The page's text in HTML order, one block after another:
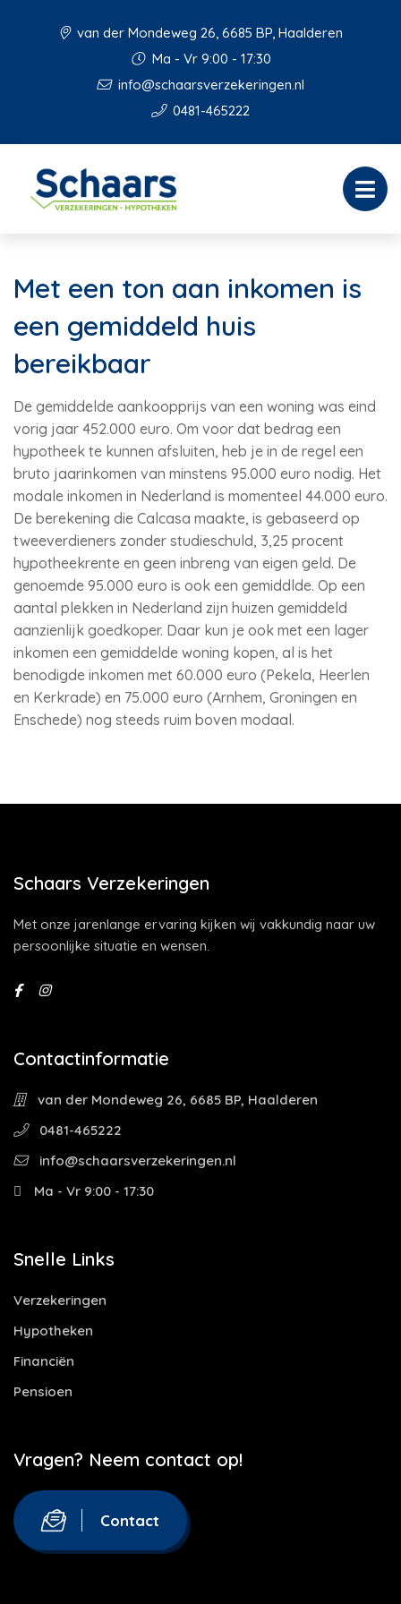
van der Mondeweg 26, 6685 BP, Haalderen
Ma - Vr 9:00 - 17:30
info@schaarsverzekeringen.nl
0481-465222
Met een ton aan inkomen is
een gemiddeld huis
bereikbaar
De gemiddelde aankoopprijs van een woning was eind
vorig jaar 452.000 euro. Om voor dat bedrag een
hypotheek te kunnen afsluiten, heb je in de regel een
bruto jaarinkomen van minstens 95.000 euro nodig. Het
modale inkomen in Nederland is momenteel 44.000 euro.
De berekening die Calcasa maakte, is gebaseerd op
tweeverdieners zonder studieschuld, 3,25 procent
hypotheekrente en geen inbreng van eigen geld. De
genoemde 95.000 euro is ook een gemiddlde. Op een
aantal plekken in Nederland zijn huizen gemiddeld
aanzienlijk goedkoper. Daar kun je ook met een lager
inkomen een gemiddelde woning kopen, al is het
benodigde inkomen met 60.000 euro (Pekela, Heerlen
en Kerkrade) en 75.000 euro (Arnhem, Groningen en
Enschede) nog steeds ruim boven modaal.
Schaars Verzekeringen
Met onze jarenlange ervaring kijken wij vakkundig naar uw
persoonlijke situatie en wensen.
Contactinformatie
van der Mondeweg 26, 6685 BP, Haalderen
0481-465222
info@schaarsverzekeringen.nl
Ma - Vr 9:00 - 17:30
Snelle Links
Verzekeringen
Hypotheken
Financiën
Pensioen
Vragen? Neem contact op!
Contact